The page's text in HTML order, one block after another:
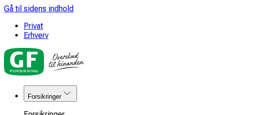
Gå til sidens indhold
Privat
Erhverv
Forsikringer